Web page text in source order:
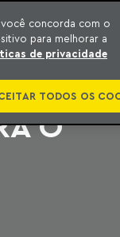
O
concorda com o
para melhorar a
de privacidade
TODOS OS